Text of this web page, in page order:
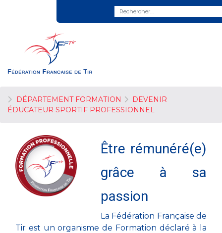
DÉPARTEMENT FORMATION
DEVENIR
ÉDUCATEUR SPORTIF PROFESSIONNEL
Être rémunéré(e)
grâce à sa
passion
La Fédération Française de
Tir est un organisme de Formation déclaré à la